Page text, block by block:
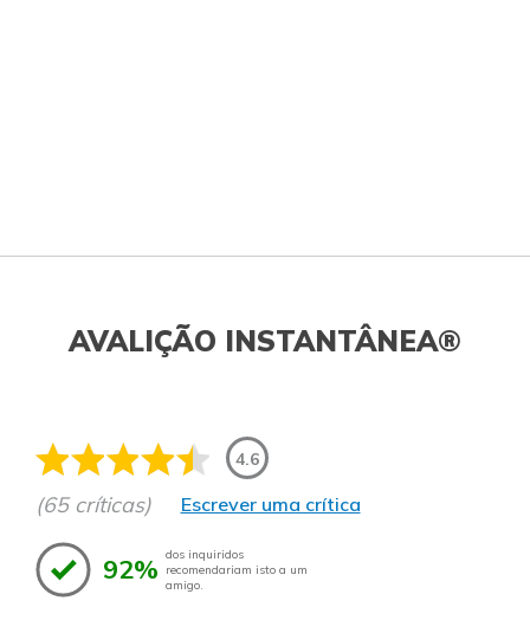
AVALIÇÃO INSTANTÂNEA®
4.6
(65 críticas) Escrever uma crítica
92% dos inquiridos
recomendariam isto a um
amigo.